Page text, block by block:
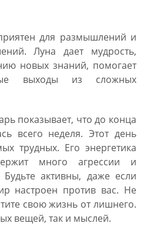
для размышлений и
Луна дает мудрость,
новых знаний, помогает
выходы из сложных
показывает, что до конца
всего неделя. Этот день
трудных. Его энергетика
много агрессии и
Будьте активны, даже если
настроен против вас. Не
свою жизнь от лишнего.
вещей, так и мыслей.